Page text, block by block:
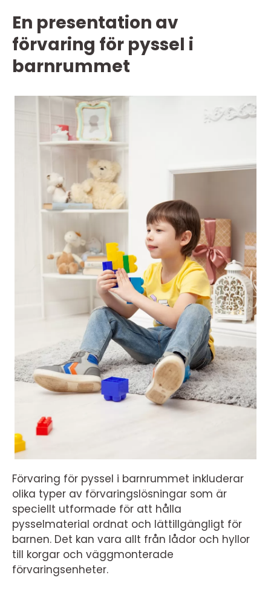
En presentation av
förvaring för pyssel i
barnrummet
Förvaring för pyssel i barnrummet inkluderar
olika typer av förvaringslösningar som är
speciellt utformade för att hålla
pysselmaterial ordnat och lättillgängligt för
barnen. Det kan vara allt från lådor och hyllor
till korgar och väggmonterade
förvaringsenheter.